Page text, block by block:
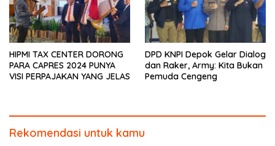
HIPMI TAX CENTER DORONG
PARA CAPRES 2024 PUNYA
VISI PERPAJAKAN YANG JELAS
DPD KNPI Depok Gelar Dialog
dan Raker, Army: Kita Bukan
Pemuda Cengeng
Rekomendasi untuk kamu